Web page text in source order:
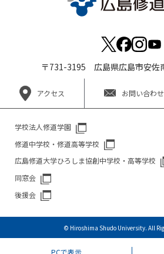
〒731-3195 広島県広島市安佐
アクセス お問い合わせ
学校法人修道学園
修道中学校・修道高等学校
広島修道大学ひろしま協創中学校・高等学校
同窓会
後援会
© Hiroshima Shudo University. All